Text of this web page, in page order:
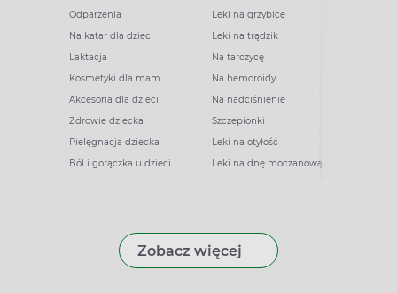
Odparzenia
Na katar dla dzieci
Laktacja
Kosmetyki dla mam
Akcesoria dla dzieci
Zdrowie dziecka
Pielęgnacja dziecka
Ból i gorączka u dzieci
Leki na grzybicę
Leki na trądzik
Na tarczycę
Na hemoroidy
Na nadciśnienie
Szczepionki
Leki na otyłość
Leki na dnę moczanową
Zobacz więcej